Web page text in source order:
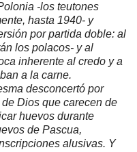
-los teutones
hasta 1940- y
por partida doble: al
los polacos- y al
inherente al credo y a
a la carne.
desconcertó por
Dios que carecen de
huevos durante
de Pascua,
alusivas. Y